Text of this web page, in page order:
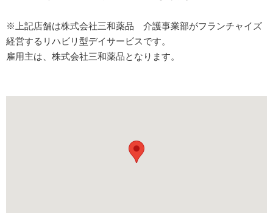
※上記店舗は株式会社三和薬品 介護事業部がフランチャイズ
経営するリハビリ型デイサービスです。
雇用主は、株式会社三和薬品となります。